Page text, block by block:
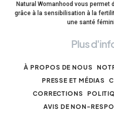
Natural Womanhood vous
grâce à la sensibilisation à la
une santé
Plus
À PROPOS DE NOUS
PRESSE ET MÉDIAS
CORRECTIONS
AVIS DE NON-